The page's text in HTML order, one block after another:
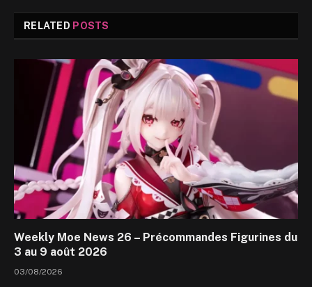
RELATED POSTS
Weekly Moe News 26 – Précommandes Figurines du
3 au 9 août 2026
03/08/2026